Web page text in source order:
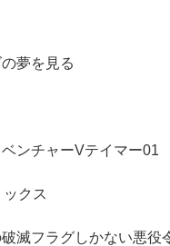
夢を見る
ンチャーVテイマー01
クス
滅フラグしかない悪役